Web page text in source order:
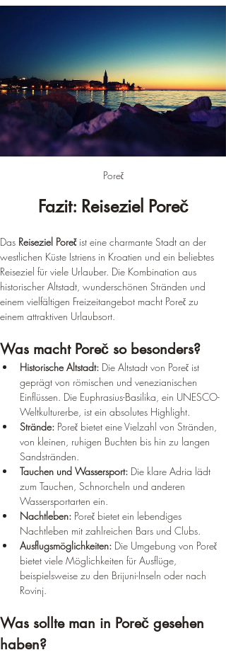
Poreč
Fazit: Reiseziel Poreč
Das Reiseziel Poreč ist eine charmante Stadt an der
westlichen Küste Istriens in Kroatien und ein beliebtes
Reiseziel für viele Urlauber. Die Kombination aus
historischer Altstadt, wunderschönen Stränden und
einem vielfältigen Freizeitangebot macht Poreč zu
einem attraktiven Urlaubsort.
Was macht Poreč so besonders?
Historische Altstadt: Die Altstadt von Poreč ist
geprägt von römischen und venezianischen
Einflüssen. Die Euphrasius-Basilika, ein UNESCO-
Weltkulturerbe, ist ein absolutes Highlight.
Strände: Poreč bietet eine Vielzahl von Stränden,
von kleinen, ruhigen Buchten bis hin zu langen
Sandstränden.
Tauchen und Wassersport: Die klare Adria lädt
zum Tauchen, Schnorcheln und anderen
Wassersportarten ein.
Nachtleben: Poreč bietet ein lebendiges
Nachtleben mit zahlreichen Bars und Clubs.
Ausflugsmöglichkeiten: Die Umgebung von Poreč
bietet viele Möglichkeiten für Ausflüge,
beispielsweise zu den Brijuni-Inseln oder nach
Rovinj.
Was sollte man in Poreč gesehen
haben?